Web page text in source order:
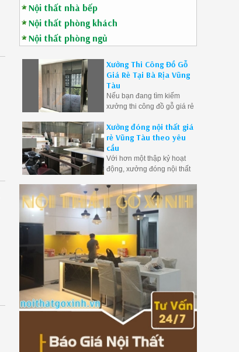
Nội thất nhà bếp
Nội thất phòng khách
Nội thất phòng ngủ
Xưởng Thi Công Đồ Gỗ
Giá Rẻ Tại Bà Rịa Vũng
Tàu
Nếu bạn đang tìm kiếm
xưởng thi công đồ gỗ giá rẻ
đến với chúng tôi - nơi kết
hợp hoàn hảo giữa chất
lượng đỉnh cao và giá cả
phải chăng
Xưởng đóng nội thất giá
rẻ Vũng Tàu theo yêu
cầu
Với hơn một thập kỷ hoạt
động, xưởng đóng nội thất
tin cậy cho những người
yêu thích sự sang trọng và
đẳng cấp trong không gian
sống của mình.